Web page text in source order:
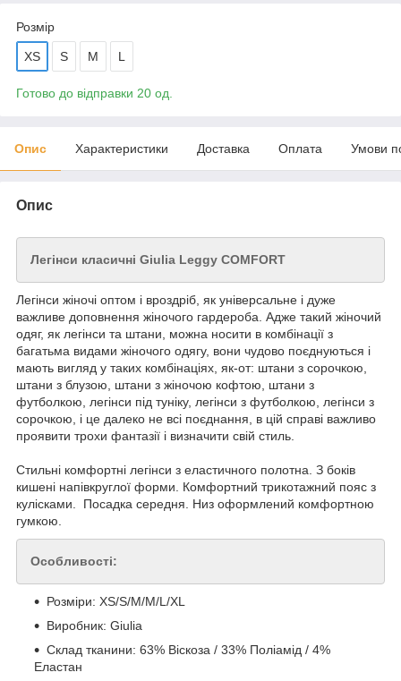
Розмір
XS S M L
Готово до відправки 20 од.
Опис Характеристики Доставка Оплата Умови
Опис
Легінси класичні Giulia Leggy COMFORT
Легінси жіночі оптом і вроздріб, як універсальне і дуже
важливе доповнення жіночого гардероба. Адже такий жіночий
одяг, як легінси та штани, можна носити в комбінації з
багатьма видами жіночого одягу, вони чудово поєднуються і
мають вигляд у таких комбінаціях, як-от: штани з сорочкою,
штани з блузою, штани з жіночою кофтою, штани з
футболкою, легінси під туніку, легінси з футболкою, легінси з
сорочкою, і це далеко не всі поєднання, в цій справі важливо
проявити трохи фантазії і визначити свій стиль.
Стильні комфортні легінси з еластичного полотна. З боків
кишені напівкруглої форми. Комфортний трикотажний пояс з
кулісками. Посадка середня. Низ оформлений комфортною
гумкою.
Особливості:
Розміри: XS/S/M/M/L/XL
Виробник: Giulia
Склад тканини: 63% Віскоза / 33% Поліамід / 4%
Еластан